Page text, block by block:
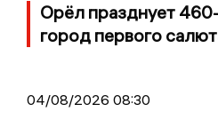
Орёл празднует
город первого
04/08/2026 08:30